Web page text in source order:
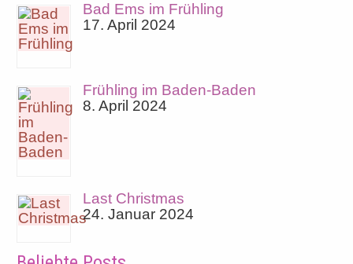
Bad Ems im Frühling
17. April 2024
Frühling im Baden-Baden
8. April 2024
Last Christmas
24. Januar 2024